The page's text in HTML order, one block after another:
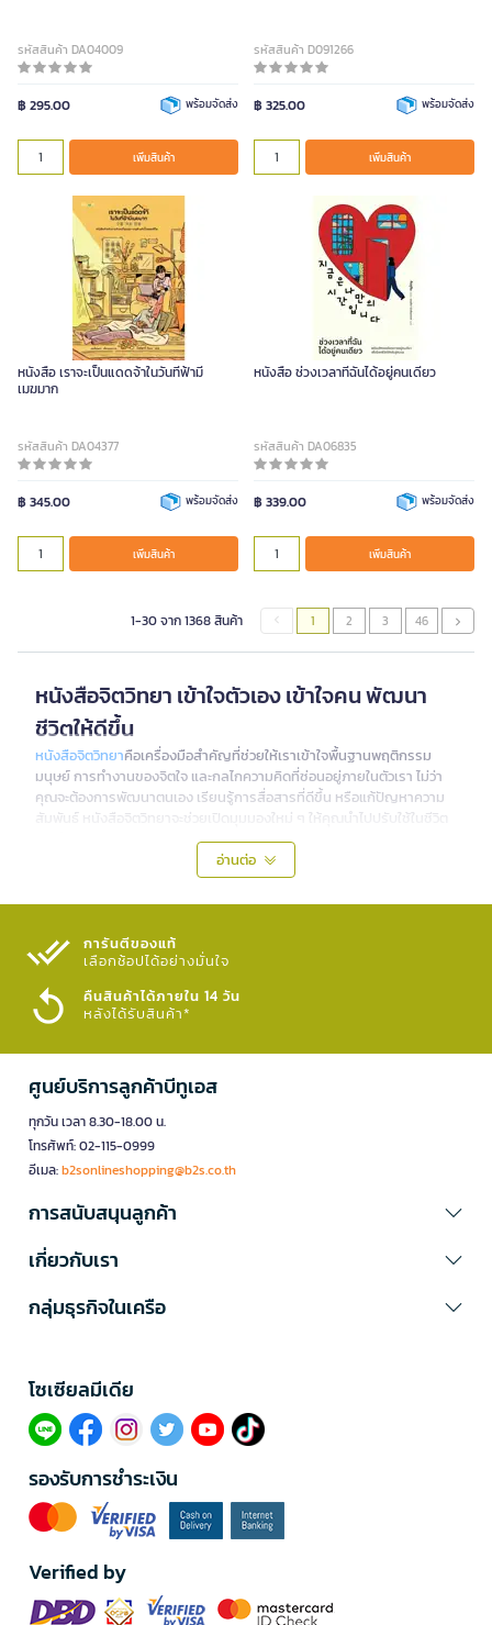
รหัสสินค้า DA04009
฿ 295.00 พร้อมจัดส่ง
เพิ่มสินค้า
รหัสสินค้า D091266
฿ 325.00 พร้อมจัดส่ง
เพิ่มสินค้า
หนังสือ เราจะเป็นแดดจ้าในวันที่ฟ้ามี
เมฆมาก
รหัสสินค้า DA04377
฿ 345.00 พร้อมจัดส่ง
เพิ่มสินค้า
หนังสือ ช่วงเวลาที่ฉันได้อยู่คนเดียว
รหัสสินค้า DA06835
฿ 339.00 พร้อมจัดส่ง
เพิ่มสินค้า
1-30 จาก 1368 สินค้า 1 2 3 46
หนังสือจิตวิทยา เข้าใจตัวเอง เข้าใจคน พัฒนา
ชีวิตให้ดีขึ้น
หนังสือจิตวิทยาคือเครื่องมือสำคัญที่ช่วยให้เราเข้าใจพื้นฐานพฤติกรรม
มนุษย์ การทำงานของจิตใจ และกลไกความคิดที่ซ่อนอยู่ภายในตัวเรา ไม่ว่า
คุณจะต้องการพัฒนาตนเอง เรียนรู้การสื่อสารที่ดีขึ้น หรือแก้ปัญหาความ
สัมพันธ์ หนังสือจิตวิทยาจะช่วยเปิดมุมมองใหม่ ๆ ให้คุณนำไปปรับใช้ในชีวิต
ทำไมต้องอ่านหนังสือจิตวิทยา
การอ่านหนังสือจิตวิทยาไม่ใช่แค่การเพิ่มความรู้ แต่เป็นการลงทุนกับตัวเอง
และสร้างความสัมพันธ์ที่ดีกับคนรอบข้าง นอกจากนี้ยังช่วยเพิ่มทักษะการคิด
วิเคราะห์ การตัดสินใจ และการแก้ปัญหาอย่างมีเหตุผล ซึ่งล้วนเป็นทักษะที่
จำเป็นในโลกยุคปัจจุบัน
ตนเองและผู้อื่นได้ลึกซึ้งยิ่งขึ้น รวบรวมประเภทหนังสือที่คัดสรรมาเพื่อ
1. หนังสือพัฒนาตนเอง
หนังสือพัฒนาตนเองรวมเทคนิคการสร้างแรงจูงใจ การตั้งเป้าหมาย และ
สำหรับผู้ที่ต้องการเปลี่ยนแปลงชีวิตในทางที่ดีขึ้น
2. หนังสือจิตวิทยาทั่วไป
ประยุกต์ การใช้ชีวิต และมุมมองใหม่ ๆ ที่น่าสนใจ
พร้อมเติมพลังบวกให้คุณกลับมายิ้มได้อีกครั้ง คัดสรรมาเพื่อเยียวยาจิตใจ
และเปลี่ยนมุมมองใหม่ ให้คุณก้าวข้ามอุปสรรคด้วยใจที่เข้มแข็งกว่าเดิม
หัวข้อยอดนิยมในหนังสือจิตวิทยา
เจาะลึกประเด็นที่คนยุคใหม่ให้ความสนใจ ตั้งแต่กลไกการทำงานของสมองไป
จนถึงการเยียวยาบาดแผลทางใจ เพื่อความเข้าใจตนเองและผู้อื่นอย่างยั่งยืน
รวบรวมแนวคิดสำคัญที่ช่วยปลดล็อกศักยภาพ พัฒนาความสัมพันธ์ และ
สร้างภูมิคุ้มกันทางอารมณ์ในโลกที่เต็มไปด้วยความเปลี่ยนแปลง
จิตวิทยาการสื่อสาร
เรียนรู้ศิลปะการพูด การฟัง และการเข้าใจภาษากายของผู้อื่น ช่วยให้คุณ
อ่านต่อ
การันตีของแท้
เลือกช้อปได้อย่างมั่นใจ​
คืนสินค้าได้ภายใน 14 วัน
หลังได้รับสินค้า*
ศูนย์บริการลูกค้าบีทูเอส
ทุกวัน เวลา 8.30-18.00 น.
โทรศัพท์: 02-115-0999
อีเมล:b2sonlineshopping@b2s.co.th
การสนับสนุนลูกค้า
เกี่ยวกับเรา
กลุ่มธุรกิจในเครือ
โซเซียลมีเดีย​
รองรับการชำระเงิน
Verified by